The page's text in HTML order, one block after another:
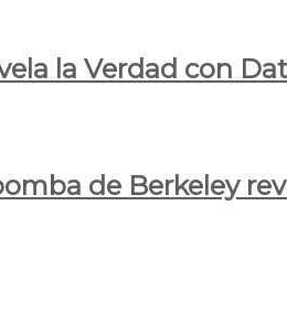
la Verdad con
de Berkeley